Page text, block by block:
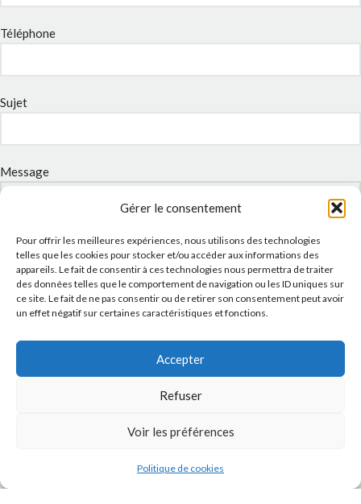
Gérer le consentement
Pour offrir les meilleures expériences, nous utilisons des technologies
telles que les cookies pour stocker et/ou accéder aux informations des
appareils. Le fait de consentir à ces technologies nous permettra de traiter
des données telles que le comportement de navigation ou les ID uniques sur
ce site. Le fait de ne pas consentir ou de retirer son consentement peut avoir
un effet négatif sur certaines caractéristiques et fonctions.
Accepter
Refuser
Voir les préférences
Politique de cookies
Téléphone
Sujet
Message
Politique de confidentialité